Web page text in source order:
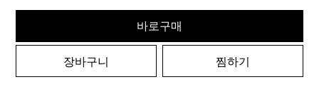
바로구매
장바구니 찜하기